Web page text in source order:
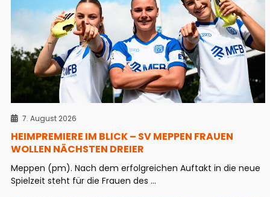
7. August 2026
HEIMPREMIERE IM BLICK – SV MEPPEN FRAUEN
WOLLEN NÄCHSTEN DREIER
Meppen (pm). Nach dem erfolgreichen Auftakt in die neue
Spielzeit steht für die Frauen des ...